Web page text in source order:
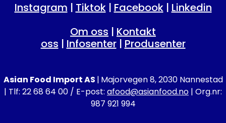
Instagram | Tiktok| Facebook| Linkedin
Om oss | Kontakt
oss | Infosenter| Produsenter
Asian Food Import AS | Majorvegen 8, 2030 Nannestad
| Tlf: 22 68 64 00 / E-post: afood@asianfood.no | Org.nr:
987 921 994